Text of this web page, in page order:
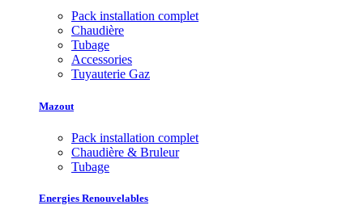
Pack installation complet
Chaudière
Tubage
Accessories
Tuyauterie Gaz
Mazout
Pack installation complet
Chaudière & Bruleur
Tubage
Energies Renouvelables